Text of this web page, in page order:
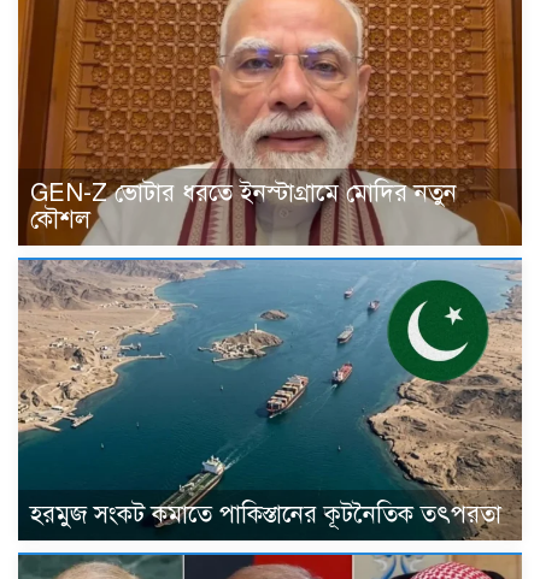
GEN-Z ভোটার ধরতে ইনস্টাগ্রামে মোদির নতুন
কৌশল
হরমুজ সংকট কমাতে পাকিস্তানের কূটনৈতিক তৎপরতা